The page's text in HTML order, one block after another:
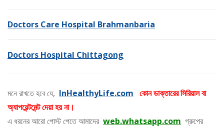
Doctors Care Hospital Brahmanbaria
Doctors Hospital Chittagong
মনে রাখতে হবে যে, InHealthyLife.com কোন ডাক্তারের সিরিয়াল বা
অ্যাপয়েন্টমেন্ট দেয়া হয় না।
এ ধরনের আরো পোস্ট পেতে আমাদের web.whatsapp.com গ্রুপের